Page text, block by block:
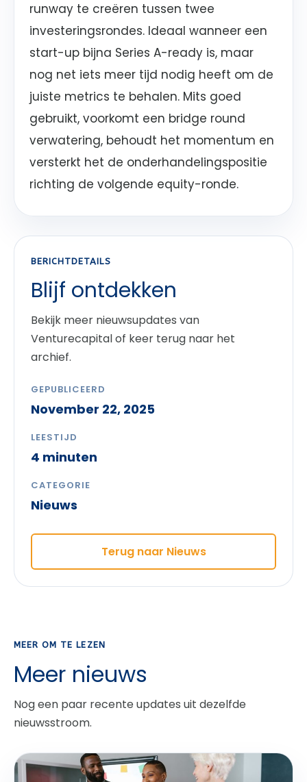
runway te creëren tussen twee
investeringsrondes. Ideaal wanneer een
start-up bijna Series A-ready is, maar
nog net iets meer tijd nodig heeft om de
juiste metrics te behalen. Mits goed
gebruikt, voorkomt een bridge round
verwatering, behoudt het momentum en
versterkt het de onderhandelingspositie
richting de volgende equity-ronde.
BERICHTDETAILS
Blijf ontdekken
Bekijk meer nieuwsupdates van
Venturecapital of keer terug naar het
archief.
GEPUBLICEERD
November 22, 2025
LEESTIJD
4 minuten
CATEGORIE
Nieuws
Terug naar Nieuws
MEER OM TE LEZEN
Meer nieuws
Nog een paar recente updates uit dezelfde
nieuwsstroom.